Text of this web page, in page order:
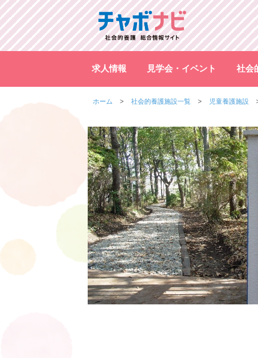
求人情報 見学会・イベント 社会
ホーム 社会的養護施設一覧 児童養護施設